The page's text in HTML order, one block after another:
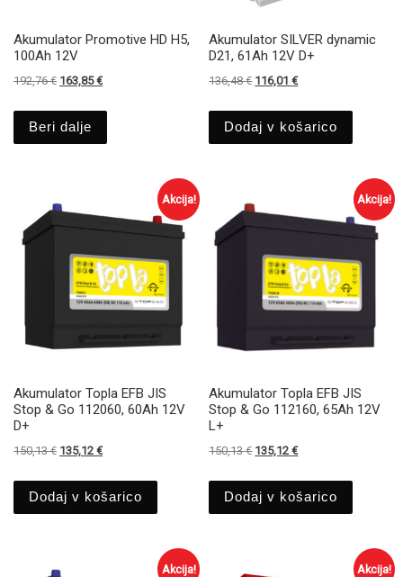
Akumulator Promotive HD H5,
100Ah 12V
192,76€ Izvirna cena je bila: 192,76 €.
163,85€Trenutna cena je: 163,85 €.
Beri dalje
Akumulator SILVER dynamic
D21, 61Ah 12V D+
136,48€ Izvirna cena je bila: 136,48 €.
116,01€Trenutna cena je:
Dodaj v košarico
Akcija!
Akumulator Topla EFB JIS
Stop & Go 112060, 60Ah 12V
D+
150,13€ Izvirna cena je bila: 150,13 €.
135,12 €Trenutna cena je: 135,12 €.
Dodaj v košarico
Akcija!
Akumulator Topla EFB JIS
Stop & Go 112160, 65Ah 12V
L+
150,13€ Izvirna cena je bila: 150,13 €.
135,12€Trenutna cena je:
Dodaj v košarico
Akcija! Akcija!